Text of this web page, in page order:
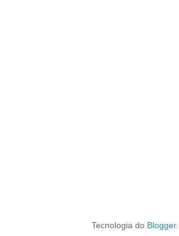
Tecnologia do Blogger.